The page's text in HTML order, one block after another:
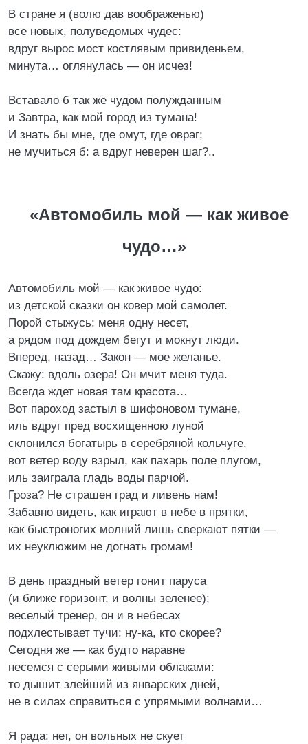
В стране я (волю дав воображенью)
все новых, полуведомых чудес:
вдруг вырос мост костлявым привиденьем,
минута… оглянулась — он исчез!
Вставало б так же чудом полужданным
и Завтра, как мой город из тумана!
И знать бы мне, где омут, где овраг;
не мучиться б: а вдруг неверен шаг?..
«Автомобиль мой — как живое
чудо…»
Автомобиль мой — как живое чудо:
из детской сказки он ковер мой самолет.
Порой стыжусь: меня одну несет,
а рядом под дождем бегут и мокнут люди.
Вперед, назад… Закон — мое желанье.
Скажу: вдоль озера! Он мчит меня туда.
Всегда ждет новая там красота…
Вот пароход застыл в шифоновом тумане,
иль вдруг пред восхищенною луной
склонился богатырь в серебряной кольчуге,
вот ветер воду взрыл, как пахарь поле плугом,
иль заиграла гладь воды парчой.
Гроза? Не страшен град и ливень нам!
Забавно видеть, как играют в небе в прятки,
как быстроногих молний лишь сверкают пятки —
их неуклюжим не догнать громам!
В день праздный ветер гонит паруса
(и ближе горизонт, и волны зеленее);
веселый тренер, он и в небесах
подхлестывает тучи: ну-ка, кто скорее?
Сегодня же — как будто наравне
несемся с серыми живыми облаками:
то дышит злейший из январских дней,
не в силах справиться с упрямыми волнами…
Я рада: нет, он вольных не скует